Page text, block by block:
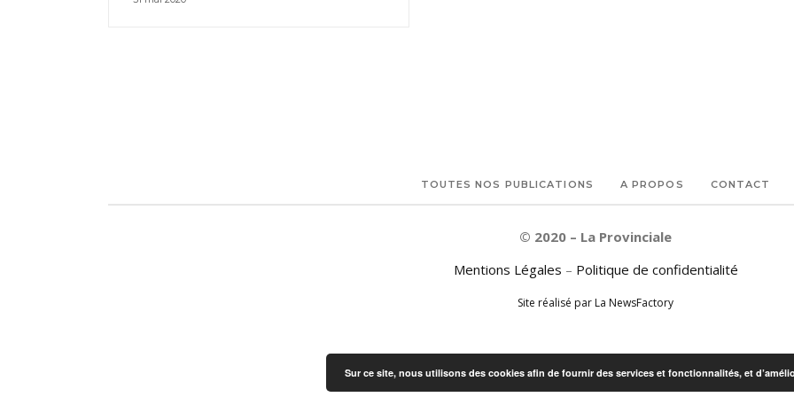
TOUTES NOS PUBLICATIONS A PROPOS CONTACT
© 2020 – La Provinciale
Mentions Légales – Politique de confidentialité
Site réalisé par La NewsFactory
Sur ce site, nous utilisons des cookies afin de fournir des services et fonctionnalités, et